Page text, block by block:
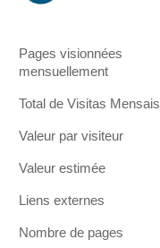
Pages visionnées
mensuellement
Total de Visitas Mensais
Valeur par visiteur
Valeur estimée
Liens externes
Nombre de pages